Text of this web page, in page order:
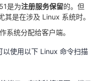
是为注册服务保留的。但
是在涉及 Linux 系统时。
统分配给客户端。
以使用以下 Linux 命令扫描